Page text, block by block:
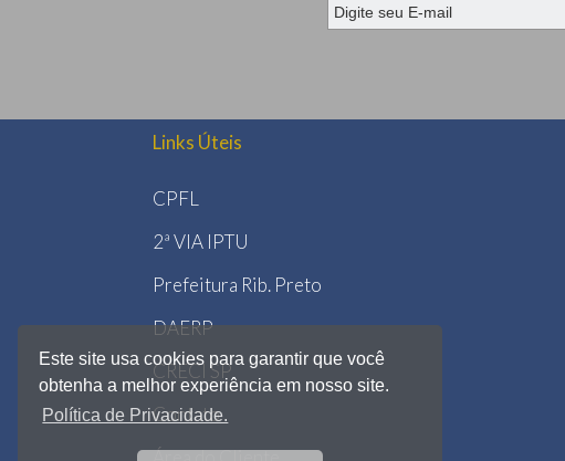
Este site usa cookies para garantir que você
obtenha a melhor experiência em nosso site.
Política de Privacidade.
Links Úteis
CPFL
2ª VIA IPTU
Prefeitura Rib. Preto
DAERP
CRECI SP
Contato